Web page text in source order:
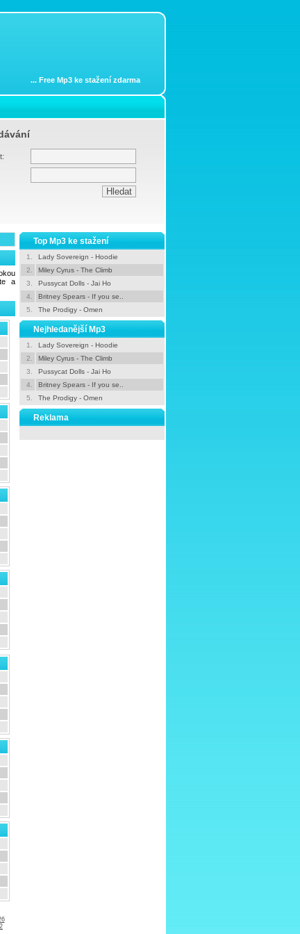
... Free Mp3 ke stažení zdarma
a
Top Mp3 ke stažení
1.
Lady Sovereign - Hoodie
2.
Miley Cyrus - The Climb
3.
Pussycat Dolls - Jai Ho
4.
Britney Spears - If you se..
5.
The Prodigy - Omen
Nejhledanější Mp3
1.
Lady Sovereign - Hoodie
2.
Miley Cyrus - The Climb
3.
Pussycat Dolls - Jai Ho
4.
Britney Spears - If you se..
5.
The Prodigy - Omen
Reklama